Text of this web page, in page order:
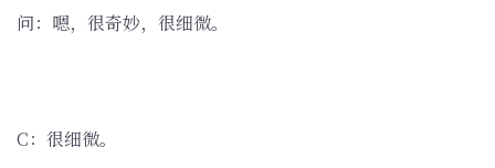
问：嗯，很奇妙，很细微。
C：很细微。